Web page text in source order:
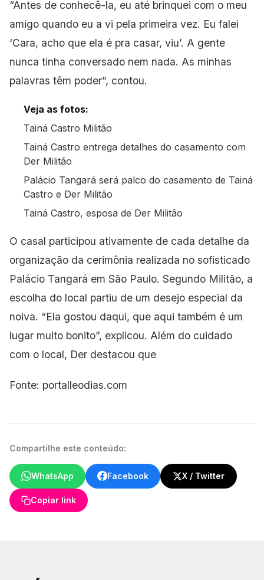
“Antes de conhecê-la, eu até brinquei com o meu
amigo quando eu a vi pela primeira vez. Eu falei
‘Cara, acho que ela é pra casar, viu’. A gente
nunca tinha conversado nem nada. As minhas
palavras têm poder”, contou.
Veja as fotos:
Tainá Castro Militão
Tainá Castro entrega detalhes do casamento com
Der Militão
Palácio Tangará será palco do casamento de Tainá
Castro e Der Militão
Tainá Castro, esposa de Der Militão
O casal participou ativamente de cada detalhe da
organização da cerimônia realizada no sofisticado
Palácio Tangará em São Paulo. Segundo Militão, a
escolha do local partiu de um desejo especial da
noiva. “Ela gostou daqui, que aqui também é um
lugar muito bonito”, explicou. Além do cuidado
com o local, Der destacou que
Fonte: portalleodias.com
Compartilhe este conteúdo:
WhatsApp Facebook X / Twitter
Copiar link